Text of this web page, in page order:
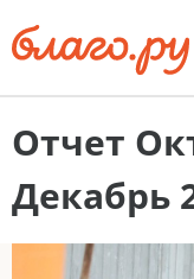
Отчет
Декабрь